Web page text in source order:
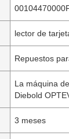
lector de
Repuestos
La máquina
Diebold
3 meses